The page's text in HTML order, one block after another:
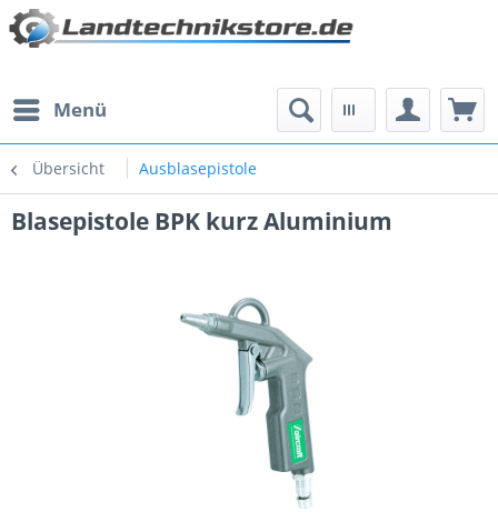
Menü
Übersicht Ausblasepistole
Blasepistole BPK kurz Aluminium